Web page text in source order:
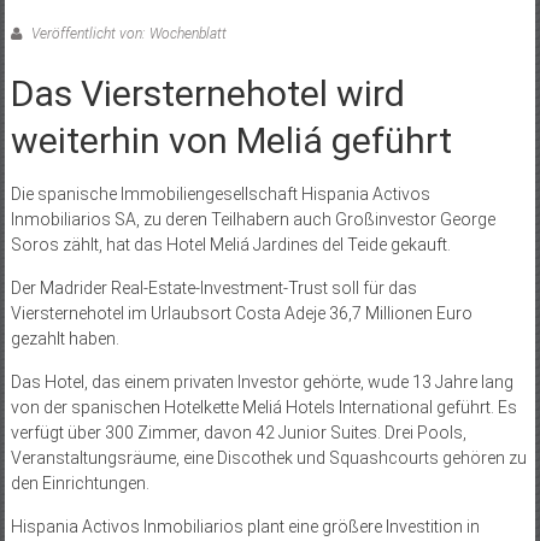
Veröffentlicht von: Wochenblatt
Das Viersternehotel wird
weiterhin von Meliá geführt
Die spanische Immobiliengesellschaft Hispania Activos
Inmobiliarios SA, zu deren Teilhabern auch Großinvestor George
Soros zählt, hat das Hotel Meliá Jardines del Teide gekauft.
Der Madrider Real-Estate-Investment-Trust soll für das
Viersternehotel im Urlaubsort Costa Adeje 36,7 Millionen Euro
gezahlt haben.
Das Hotel, das einem privaten Investor gehörte, wude 13 Jahre lang
von der spanischen Hotelkette Meliá Hotels International geführt. Es
verfügt über 300 Zimmer, davon 42 Junior Suites. Drei Pools,
Veranstaltungsräume, eine Discothek und Squashcourts gehören zu
den Einrichtungen.
Hispania Activos Inmobiliarios plant eine größere Investition in